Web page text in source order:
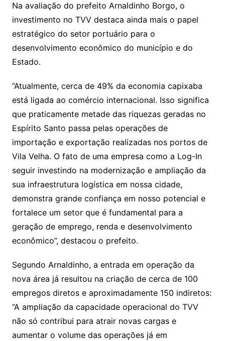
Na avaliação do prefeito Arnaldinho Borgo, o
investimento no TVV destaca ainda mais o papel
estratégico do setor portuário para o
desenvolvimento econômico do município e do
Estado.
“Atualmente, cerca de 49% da economia capixaba
está ligada ao comércio internacional. Isso significa
que praticamente metade das riquezas geradas no
Espírito Santo passa pelas operações de
importação e exportação realizadas nos portos de
Vila Velha. O fato de uma empresa como a Log-In
seguir investindo na modernização e ampliação da
sua infraestrutura logística em nossa cidade,
demonstra grande confiança em nosso potencial e
fortalece um setor que é fundamental para a
geração de emprego, renda e desenvolvimento
econômico”, destacou o prefeito.
Segundo Arnaldinho, a entrada em operação da
nova área já resultou na criação de cerca de 100
empregos diretos e aproximadamente 150 indiretos:
“A ampliação da capacidade operacional do TVV
não só contribui para atrair novas cargas e
aumentar o volume das operações já em